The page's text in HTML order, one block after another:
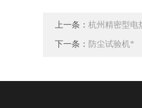
上一条： 杭州精密型电
下一条： 防尘试验机*